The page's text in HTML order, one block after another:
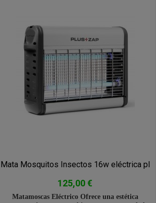
Mata Mosquitos Insectos 16w eléctrica pl
125,00 €
Matamoscas Eléctrico Ofrece una estética